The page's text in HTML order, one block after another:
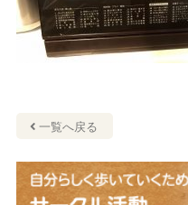
一覧へ戻る